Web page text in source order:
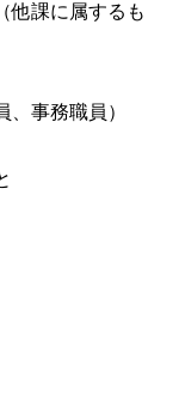
他課に属するも
事務職員）